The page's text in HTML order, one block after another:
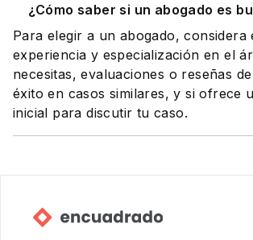
¿Cómo saber si un abogado es
Para elegir a un abogado, considera
experiencia y especialización en el
necesitas, evaluaciones o reseñas
éxito en casos similares, y si ofrece
inicial para discutir tu caso.